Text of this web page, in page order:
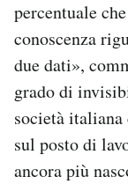
percentuale
conoscenza
due dati»,
grado di
società italiana
sul posto di
ancora più